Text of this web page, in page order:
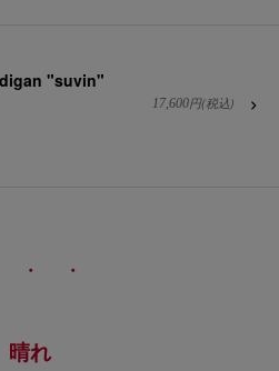
"suvin"
17,600円(税込)
・ ・
晴れ